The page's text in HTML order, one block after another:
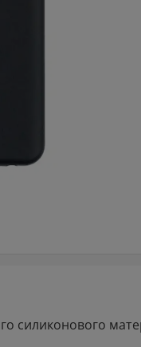
силиконового